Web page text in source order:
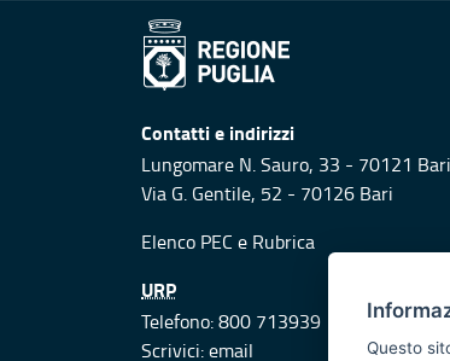
Contatti e indirizzi
Lungomare N. Sauro, 33 - 70121 Bari
Via G. Gentile, 52 - 70126 Bari
Elenco PEC e Rubrica
URP
Telefono: 800 713939
Scrivici:email Questo